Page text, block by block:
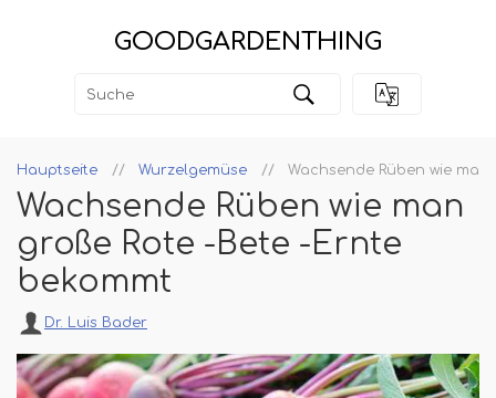
GOODGARDENTHING
Hauptseite Wurzelgemüse Wachsende Rüben wie
Wachsende Rüben wie man
große Rote -Bete -Ernte
bekommt
Dr. Luis Bader